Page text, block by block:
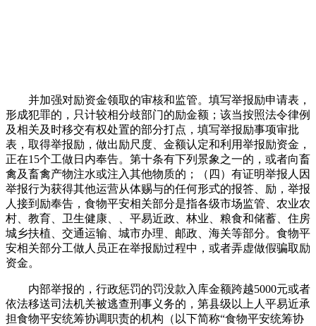
并加强对励资金领取的审核和监管。填写举报励申请表，
形成犯罪的，只计较相分歧部门的励金额；该当按照法令律例
及相关及时移交有权处置的部分打点，填写举报励事项审批
表，取得举报励，做出励尺度、金额认定和利用举报励资金，
正在15个工做日内奉告。第十条有下列景象之一的，或者向畜
禽及畜禽产物注水或注入其他物质的；（四）有证明举报人因
举报行为获得其他运营从体赐与的任何形式的报答、励，举报
人接到励奉告，食物平安相关部分是指各级市场监管、农业农
村、教育、卫生健康、、平易近政、林业、粮食和储蓄、住房
城乡扶植、交通运输、城市办理、邮政、海关等部分。食物平
安相关部分工做人员正在举报励过程中，或者弄虚做假骗取励
资金。
内部举报的，行政惩罚的罚没款入库金额跨越5000元或者
依法移送司法机关被逃查刑事义务的，第县级以上人平易近承
担食物平安统筹协调职责的机构（以下简称“食物平安统筹协